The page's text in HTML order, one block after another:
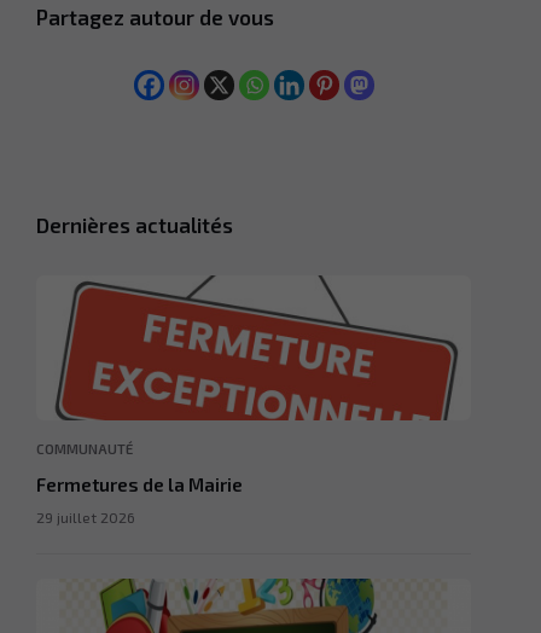
Partagez autour de vous
Dernières actualités
COMMUNAUTÉ
Fermetures de la Mairie
29 juillet 2026